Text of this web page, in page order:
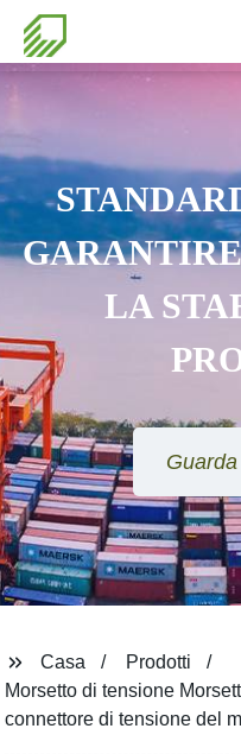
LA
Casa
Prodotti
Morsetto di tensione
connettore di tensione del